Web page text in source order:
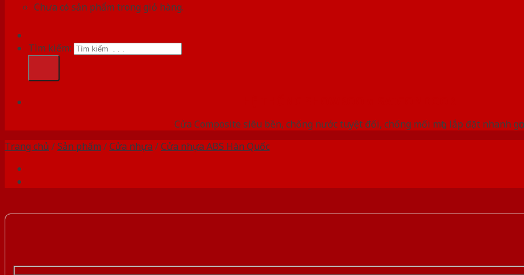
Chưa có sản phẩm trong giỏ hàng.
Tìm kiếm:
Cửa Composite siêu bền, chống nước tuyệt đối, chống mối mọt, lắp đặt nhanh gọn
Trang chủ /Sản phẩm /Cửa nhựa /Cửa nhựa ABS Hàn Quốc